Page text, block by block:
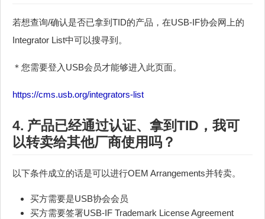
若想查询/确认是否已拿到TID的产品，在USB-IF协会网上的
Integrator List中可以搜寻到。
＊您需要登入USB会员才能够进入此页面。
https://cms.usb.org/integrators-list
4. 产品已经通过认证、拿到TID，我可
以转卖给其他厂商使用吗？
以下条件成立的话是可以进行OEM Arrangements并转卖。
买方需要是USB协会会员
买方需要签署USB-IF Trademark License Agreement